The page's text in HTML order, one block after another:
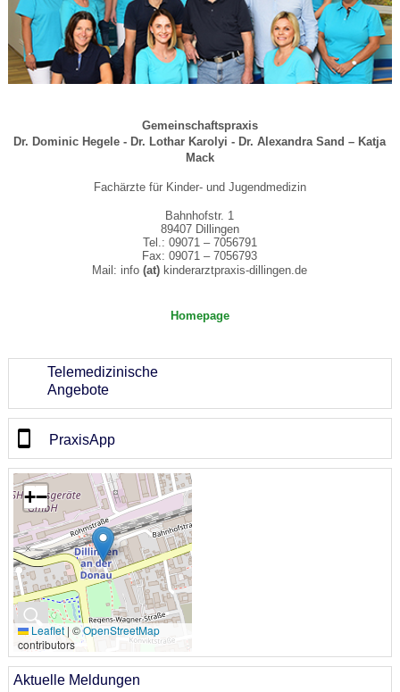
Gemeinschaftspraxis
Dr. Dominic Hegele - Dr. Lothar Karolyi - Dr. Alexandra Sand – Katja
Mack
Fachärzte für Kinder- und Jugendmedizin
Bahnhofstr. 1
89407 Dillingen
Tel.: 09071 – 7056791
Fax: 09071 – 7056793
Mail: info(at) kinderarztpraxis-dillingen.de
Homepage
Telemedizinische
Angebote
PraxisApp
🔍
+−
Leaflet | ©OpenStreetMap
contributors
Aktuelle Meldungen